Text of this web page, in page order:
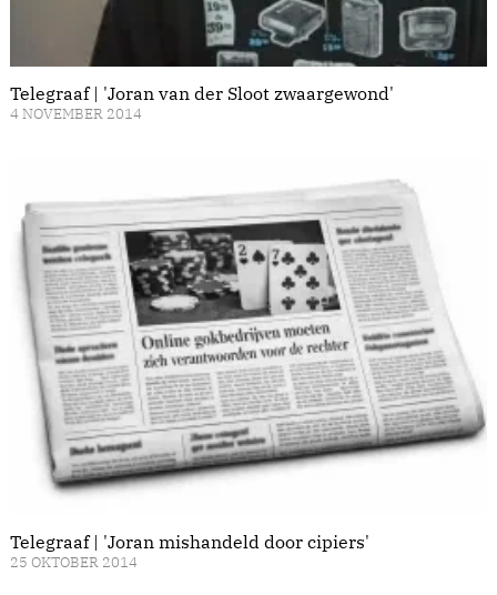
Telegraaf | 'Joran van der Sloot zwaargewond'
4 NOVEMBER 2014
Telegraaf | 'Joran mishandeld door cipiers'
25 OKTOBER 2014